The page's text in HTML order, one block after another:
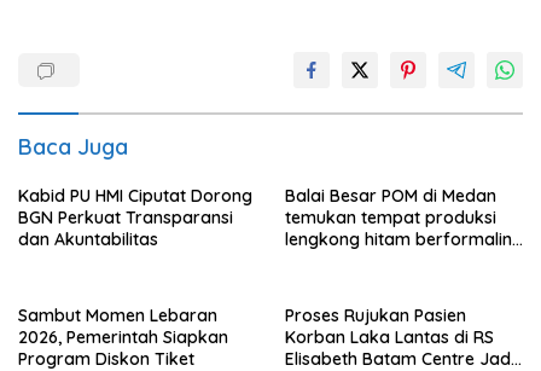
Baca Juga
Kabid PU HMI Ciputat Dorong
BGN Perkuat Transparansi
dan Akuntabilitas
Balai Besar POM di Medan
temukan tempat produksi
lengkong hitam berformalin
Sambut Momen Lebaran
2026, Pemerintah Siapkan
Program Diskon Tiket
Proses Rujukan Pasien
Korban Laka Lantas di RS
Elisabeth Batam Centre Jadi